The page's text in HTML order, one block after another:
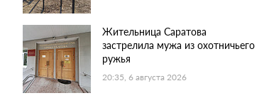
Жительница Саратова
застрелила мужа из охотничьего
ружья
20:35, 6 августа 2026